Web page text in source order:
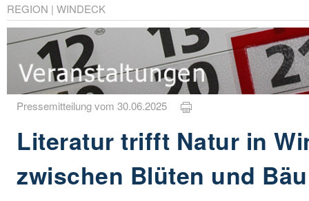
REGION | WINDECK
Pressemitteilung vom 30.06.2025
Literatur trifft Natur in
zwischen Blüten und